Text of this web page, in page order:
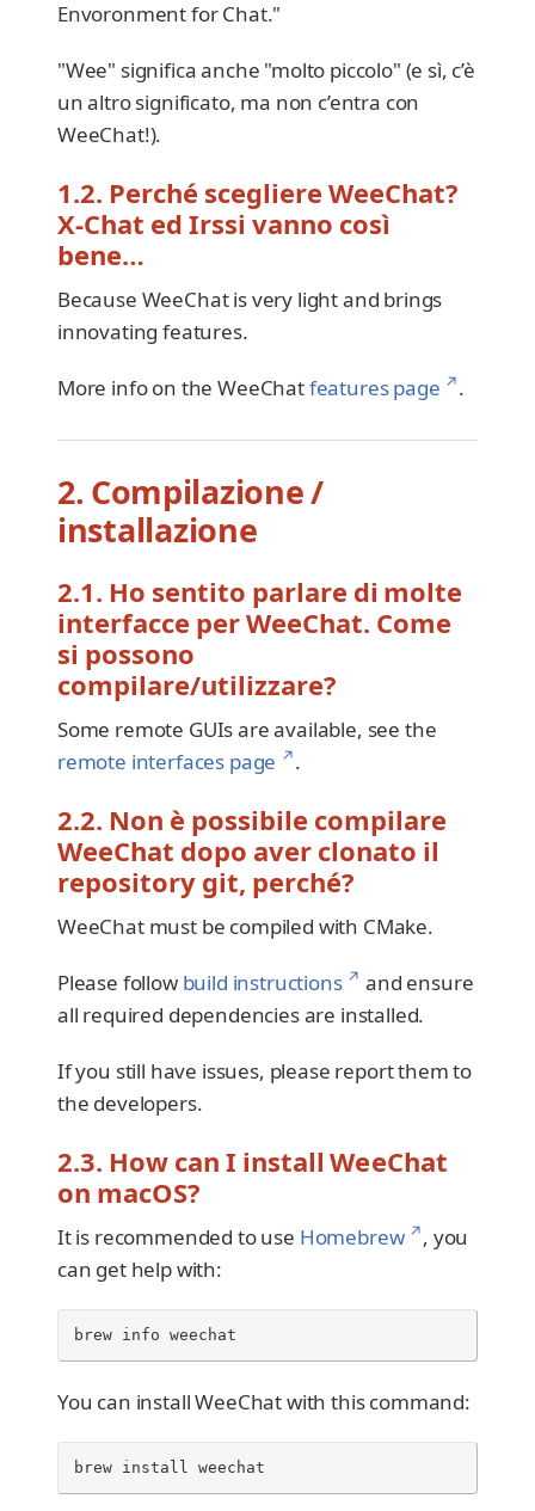
Envoronment for Chat."
"Wee" significa anche "molto piccolo" (e sì, c’è
un altro significato, ma non c’entra con
WeeChat!).
1.2. Perché scegliere WeeChat?
X-Chat ed Irssi vanno così
bene…​
Because WeeChat is very light and brings
innovating features.
More info on the WeeChatfeatures page ↗.
2. Compilazione /
installazione
2.1. Ho sentito parlare di molte
interfacce per WeeChat. Come
si possono
compilare/utilizzare?
Some remote GUIs are available, see the
remote interfaces page ↗.
2.2. Non è possibile compilare
WeeChat dopo aver clonato il
repository git, perché?
WeeChat must be compiled with CMake.
Please follow build instructions ↗ and ensure
all required dependencies are installed.
If you still have issues, please report them to
the developers.
2.3. How can I install WeeChat
on macOS?
It is recommended to use Homebrew ↗, you
can get help with:
brew info weechat
You can install WeeChat with this command:
brew install weechat